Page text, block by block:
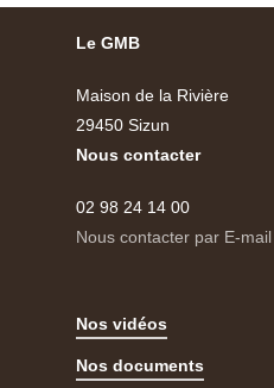
Le GMB
Maison de la Rivière
29450 Sizun
Nous contacter
02 98 24 14 00
Nous contacter par E-mail
Nos vidéos
Nos documents